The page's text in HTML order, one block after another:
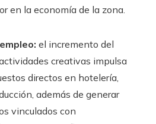
en la economía de la zona.
el incremento del
creativas impulsa
directos en hotelería,
además de generar
vinculados con